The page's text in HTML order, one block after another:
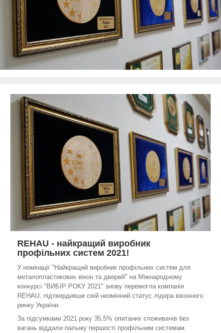
REHAU - найкращий виробник
профільних систем 2021!
У номінації "Найкращий виробник профільних систем для
металопластикових вікон та дверей" на Міжнародному
конкурсі "ВИБІР РОКУ 2021" знову перемогла компанія
REHAU, підтвердивши свій незмінний статус лідера віконного
ринку України.
За підсумками 2021 року 35,5% опитаних споживачів без
вагань віддали пальму першості профільним системам